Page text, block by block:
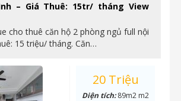
– Giá Thuê: 15tr/ tháng View
cho thuê căn hộ 2 phòng ngủ full nội
15 triệu/ tháng. Căn…
20 Triệu
Diện tích:89m2 m2